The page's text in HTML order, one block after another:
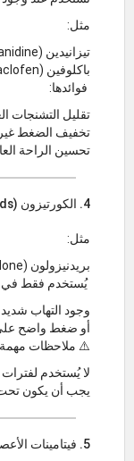
مثل:
تيزانيدين (Tizanidine)
باكلوفين (Baclofen)
فوائدها:
تقليل التشنجات
تخفيف الضغط
تحسين الراحة
4. الكورتيزون (Corticosteroids) – بحذر شديد
مثل:
بريدنيزولون (Prednisolone)
يُستخدم فقط في
وجود التهاب
أو ضغط واضح
⚠️ ملاحظات
لا يُستخدم
يجب أن يكون
5. فيتامينات الأعصاب (Neuro Vitamins)